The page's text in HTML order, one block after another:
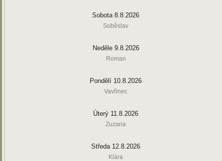
Sobota 8.8.2026
Soběslav
Neděle 9.8.2026
Roman
Pondělí 10.8.2026
Vavřinec
Úterý 11.8.2026
Zuzana
Středa 12.8.2026
Klára